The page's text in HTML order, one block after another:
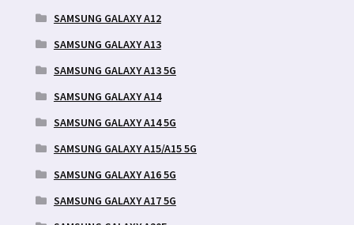
SAMSUNG GALAXY A12
SAMSUNG GALAXY A13
SAMSUNG GALAXY A13 5G
SAMSUNG GALAXY A14
SAMSUNG GALAXY A14 5G
SAMSUNG GALAXY A15/A15 5G
SAMSUNG GALAXY A16 5G
SAMSUNG GALAXY A17 5G